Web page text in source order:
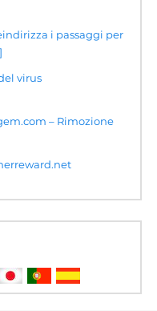
i passaggi per
virus
– Rimozione